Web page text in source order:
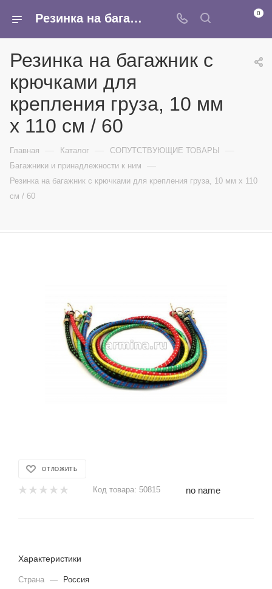
Резинка на багажник с крючками для крепления груза, 10 мм х 110 см / 60 - купить в интернет-магазине Армина 0
Резинка на багажник с
крючками для
крепления груза, 10 мм
х 110 см / 60
Главная — Каталог — СОПУТСТВУЮЩИЕ ТОВАРЫ —
Багажники и принадлежности к ним —
Резинка на багажник с крючками для крепления груза, 10 мм х 110
см / 60
ОТЛОЖИТЬ
Код товара: 50815 no name
Характеристики
Страна —
Россия